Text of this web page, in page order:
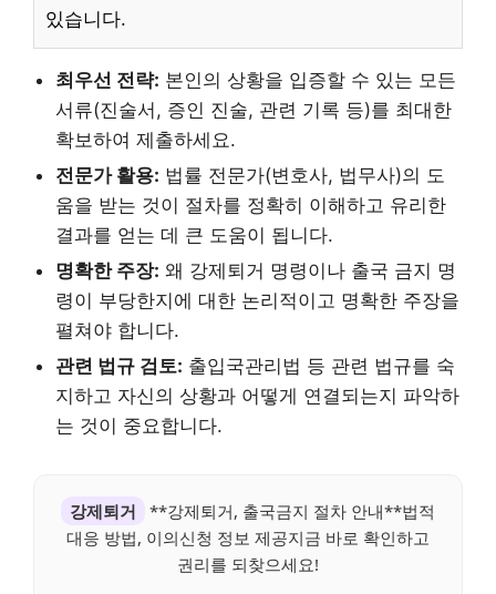
있습니다.
최우선 전략: 본인의 상황을 입증할 수 있는 모든
서류(진술서, 증인 진술, 관련 기록 등)를 최대한
확보하여 제출하세요.
전문가 활용: 법률 전문가(변호사, 법무사)의 도
움을 받는 것이 절차를 정확히 이해하고 유리한
결과를 얻는 데 큰 도움이 됩니다.
명확한 주장: 왜 강제퇴거 명령이나 출국 금지 명
령이 부당한지에 대한 논리적이고 명확한 주장을
펼쳐야 합니다.
관련 법규 검토: 출입국관리법 등 관련 법규를 숙
지하고 자신의 상황과 어떻게 연결되는지 파악하
는 것이 중요합니다.
강제퇴거
**강제퇴거, 출국금지 절차 안내**법적
대응 방법, 이의신청 정보 제공지금 바로 확인하고
권리를 되찾으세요!